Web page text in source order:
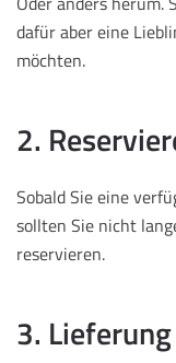
dafür aber eine
möchten.
2.
Sobald Sie eine
sollten Sie nicht
reservieren.
3. Lieferung